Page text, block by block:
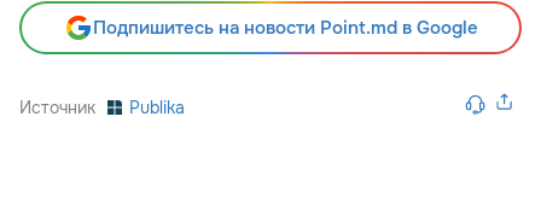
Подпишитесь на новости Point.md в Google
Источник Publika